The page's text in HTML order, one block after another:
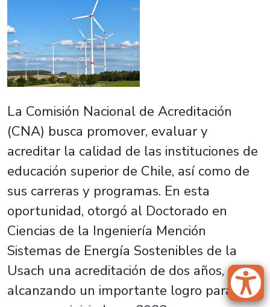
La Comisión Nacional de Acreditación
(CNA) busca promover, evaluar y
acreditar la calidad de las instituciones de
educación superior de Chile, así como de
sus carreras y programas. En esta
oportunidad, otorgó al Doctorado en
Ciencias de la Ingeniería Mención
Sistemas de Energía Sostenibles de la
Usach una acreditación de dos años,
alcanzando un importante logro para este